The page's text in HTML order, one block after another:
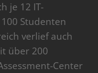
je 12 IT-
Studenten
verlief auch
über 200
Center